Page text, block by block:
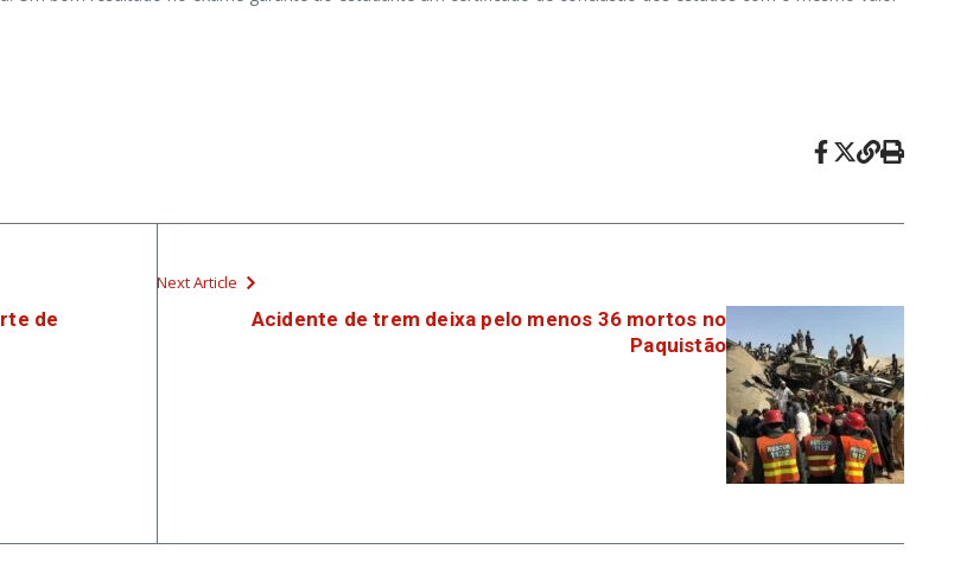
de
Next Article
Acidente de trem deixa pelo menos 36 mortos no
Paquistão